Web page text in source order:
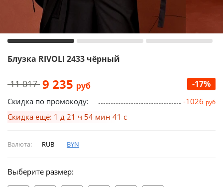
Блузка RIVOLI 2433 чёрный
11 017 9 235 руб -17%
Скидка по промокоду: -1026 руб
Скидка ещё: 1 д 21 ч 54 мин 40 с
Валюта: RUB BYN
Выберите размер: